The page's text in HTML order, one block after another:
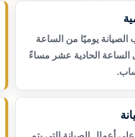
يوميًا من الساعة
الساعة الحادية عشر مساءً